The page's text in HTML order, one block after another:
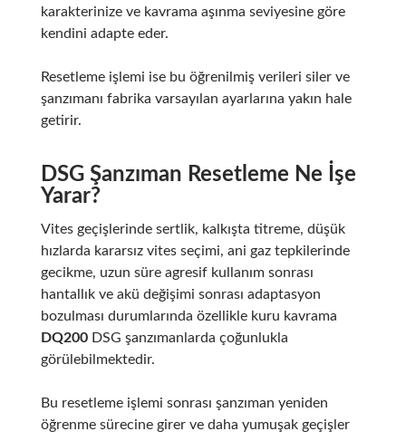
karakterinize ve kavrama aşınma seviyesine göre
kendini adapte eder.
Resetleme işlemi ise bu öğrenilmiş verileri siler ve
şanzımanı fabrika varsayılan ayarlarına yakın hale
getirir.
DSG Şanzıman Resetleme Ne İşe
Yarar?
Vites geçişlerinde sertlik, kalkışta titreme, düşük
hızlarda kararsız vites seçimi, ani gaz tepkilerinde
gecikme, uzun süre agresif kullanım sonrası
hantallık ve akü değişimi sonrası adaptasyon
bozulması durumlarında özellikle kuru kavrama
DQ200DSG şanzımanlarda çoğunlukla
görülebilmektedir.
Bu resetleme işlemi sonrası şanzıman yeniden
öğrenme sürecine girer ve daha yumuşak geçişler